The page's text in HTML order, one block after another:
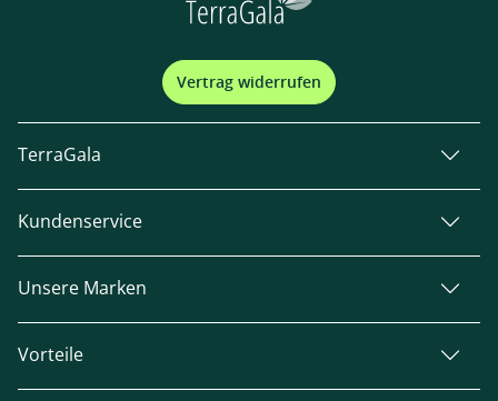
Vertrag widerrufen
TerraGala
Kundenservice
Unsere Marken
Vorteile